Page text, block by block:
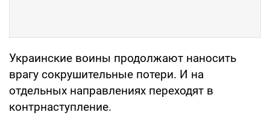
Украинские воины продолжают наносить
врагу сокрушительные потери. И на
отдельных направлениях переходят в
контрнаступление.